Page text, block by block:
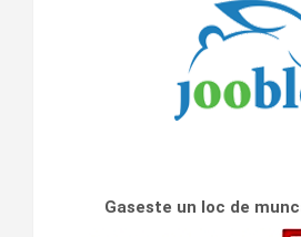
Gaseste un loc de